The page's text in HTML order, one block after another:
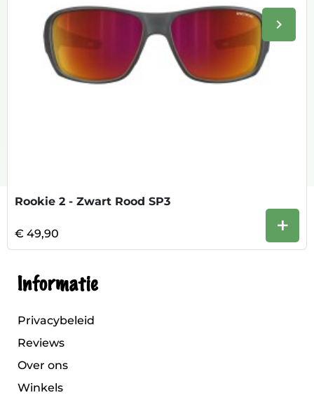
keyboard_arrow_right
Rookie 2 - Zwart Rood SP3
€ 49,90 +
Informatie
Privacybeleid
Reviews
Over ons
Winkels